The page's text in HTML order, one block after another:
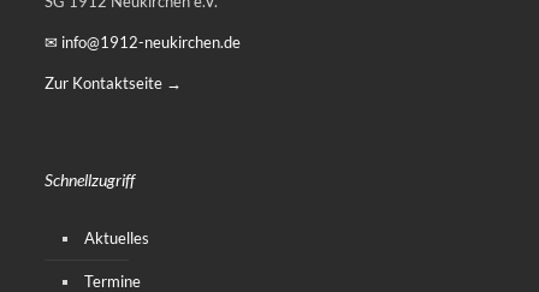
✉ info@1912-neukirchen.de
Zur Kontaktseite →
Schnellzugriff
Aktuelles
Termine